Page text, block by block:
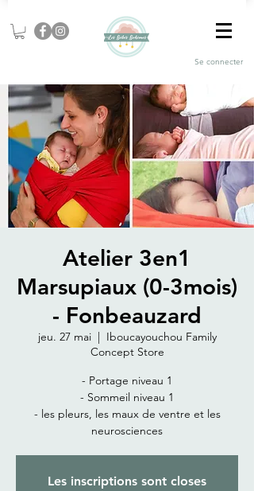
Se connecter
Atelier 3en1
Marsupiaux (0-3mois)
- Fonbeauzard
jeu. 27 mai
  |
Iboucayouchou Family
Concept Store
- Portage niveau 1
- Sommeil niveau 1
- les pleurs, les maux de ventre et les
neurosciences
Les inscriptions sont closes